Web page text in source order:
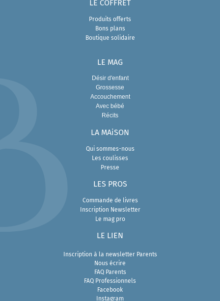
LE COFFRET
Produits offerts
Bons plans
Boutique solidaire
LE MAG
Désir d'enfant
Grossesse
Accouchement
Avec bébé
Récits
LA MAiSON
Qui sommes-nous
Les coulisses
Presse
LES PROS
Commande de livres
Inscription Newsletter
Le mag pro
LE LIEN
Inscription à la newsletter Parents
Nous écrire
FAQ Parents
FAQ Professionnels
Facebook
Instagram